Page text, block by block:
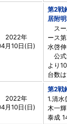
2022年
月10日(日)
第2戦
居附
スー
ース
水啓
公式
より
台数
2022年
月10日(日)
第2戦
1.清
木一
泰成